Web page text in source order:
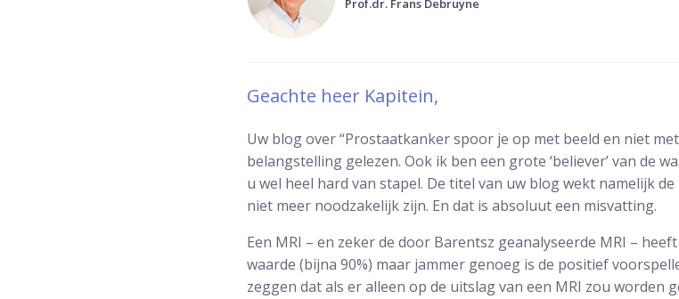
Prof.dr. Frans Debruyne
Geachte heer Kapitein,
Uw blog over “Prostaatkanker spoor je op met beeld en niet
belangstelling gelezen. Ook ik ben een grote ‘believer’ van de
u wel heel hard van stapel. De titel van uw blog wekt namelijk
niet meer noodzakelijk zijn. En dat is absoluut een misvatting.
Een MRI – en zeker de door Barentsz geanalyseerde MRI –
waarde (bijna 90%) maar jammer genoeg is de positief
zeggen dat als er alleen op de uitslag van een MRI zou worden